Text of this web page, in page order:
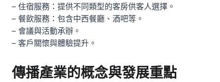
– 住宿服務：提供不同類型的客房供客人選擇。
– 餐飲服務：包含中西餐廳、酒吧等。
– 會議與活動承辦。
– 客戶關懷與體驗提升。
傳播產業的概念與發展重點